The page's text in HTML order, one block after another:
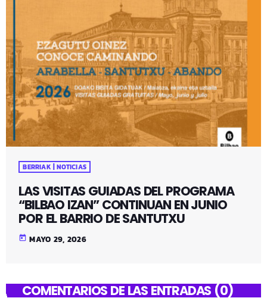
BERRIAK | NOTICIAS
LAS VISITAS GUIADAS DEL PROGRAMA
“BILBAO IZAN” CONTINUAN EN JUNIO
POR EL BARRIO DE SANTUTXU
today MAYO 29, 2026
COMENTARIOS DE LAS ENTRADAS (0)